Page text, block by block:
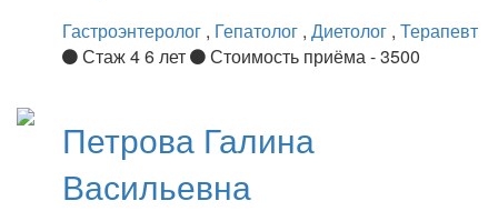
Гастроэнтеролог , Гепатолог , Диетолог , Терапевт
Стаж 4 6 лет
Стоимость приёма - 3500
Петрова Галина
Васильевна